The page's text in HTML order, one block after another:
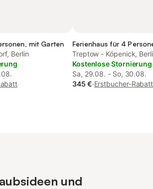
mit Garten
Berlin
Ferienhaus für 4
Treptow - Köpenick,
Kostenlose Stornierung
Sa, 29.08. - So, 30.08.
345 €·Erstbucher-Rabatt
und